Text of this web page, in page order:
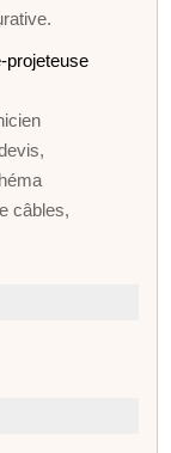
projeteuse
câbles,